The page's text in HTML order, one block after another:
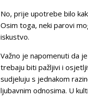
No, prije upotrebe bilo
Osim toga, neki parovi
iskustvo.
Važno je napomenuti da
trebaju biti pažljivi i
sudjeluju s jednakom
ljubavnim odnosima. U